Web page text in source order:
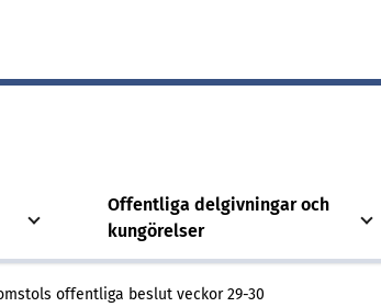
Offentliga delgivningar och
kungörelser
offentliga beslut veckor 29-30